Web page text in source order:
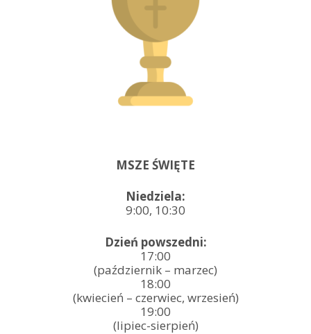
MSZE ŚWIĘTE
Niedziela:
9:00, 10:30
Dzień powszedni:
17:00
(październik – marzec)
18:00
(kwiecień – czerwiec, wrzesień)
19:00
(lipiec-sierpień)